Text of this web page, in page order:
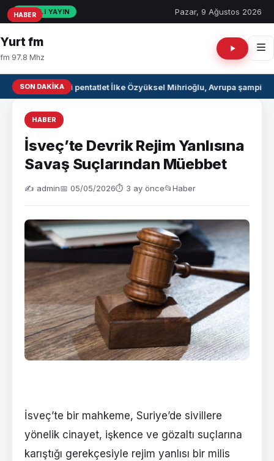
CANLI YAYIN Pazar, 9 Ağustos 2026
Yurt fm
fm 97.8 Mhz
SON DAKIKAMilli pentatlet İlke Özyüksel Mihrioğlu, Avrupa
HABER
İsveç’te Devrik Rejim Yanlısına
Savaş Suçlarından Müebbet
✍️ admin📅 05/05/2026⏱ 3 ay önce📂Haber
İsveç’te bir mahkeme, Suriye’de sivillere
yönelik cinayet, işkence ve gözaltı suçlarına
karıştığı gerekçesiyle rejim yanlısı bir milis
HABER
HABER
HABER